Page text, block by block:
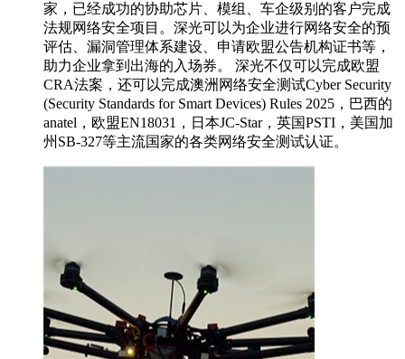
家，已经成功的协助芯片、模组、车企级别的客户完成
法规网络安全项目。深光可以为企业进行网络安全的预
评估、漏洞管理体系建设、申请欧盟公告机构证书等，
助力企业拿到出海的入场券。 深光不仅可以完成欧盟
CRA法案，还可以完成澳洲网络安全测试Cyber Security
(Security Standards for Smart Devices) Rules 2025，巴西的
anatel，欧盟EN18031，日本JC-Star，英国PSTI，美国加
州SB-327等主流国家的各类网络安全测试认证。